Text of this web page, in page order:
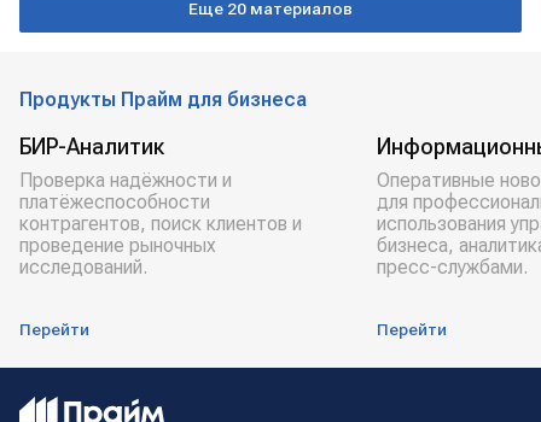
Еще 20 материалов
Продукты Прайм для бизнеса
БИР-Аналитик
Проверка надёжности и
платёжеспособности
контрагентов, поиск клиентов и
проведение рыночных
исследований.
Перейти
Оперативные
для
использования
бизнеса,
пресс-службами.
Перейти